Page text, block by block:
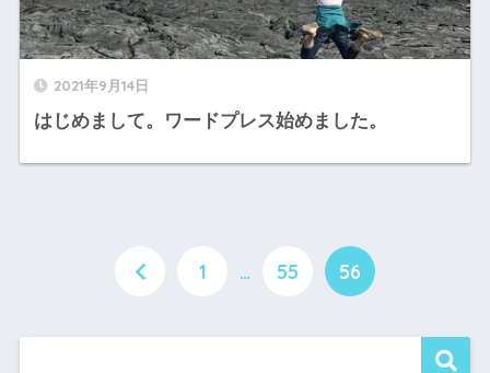
2021年9月14日
はじめまして。ワードプレス始めました。
1 … 55 56